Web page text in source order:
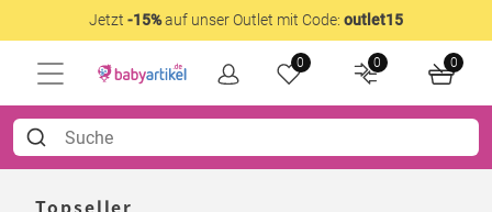
Jetzt -15%auf unser Outlet mit Code: outlet15
0 0 0
Topseller